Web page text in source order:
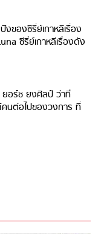
ของซีรี่ย์เกาหลีเรื่อง
ซีรี่ย์เกาหลีเรื่องดัง
อร์ช ยงศิลป์ ว่าที่
คนต่อไปของวงการ ที่
องมาตั้งแต่เด็ก